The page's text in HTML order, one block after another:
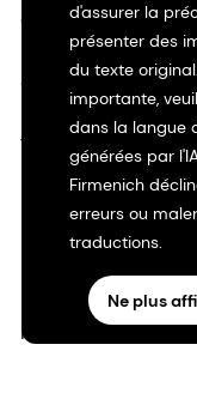
d'assurer la
présenter des
du texte
importante,
dans la langue
générées par
Firmenich
erreurs ou
traductions.
Ne plus
Conditions
Conditions
Transparence en
Déclaration
Informations
Plan du site